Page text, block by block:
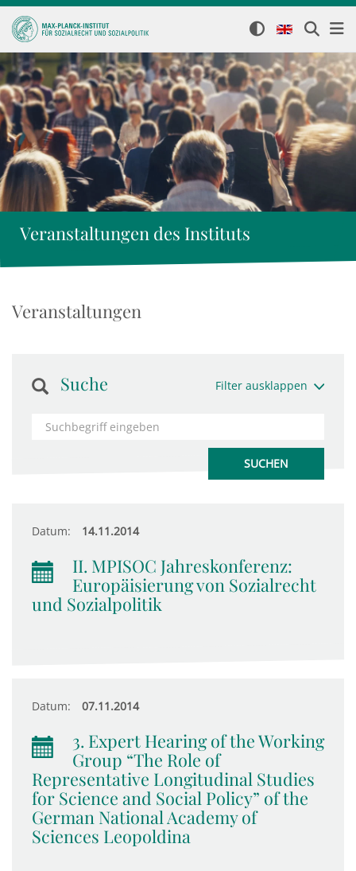
Veranstaltungen des Instituts
Veranstaltungen
Suche Filter ausklappen
Datum: 14.11.2014
II. MPISOC Jahreskonferenz:
Europäisierung von Sozialrecht
und Sozialpolitik
Datum: 07.11.2014
3. Expert Hearing of the Working
Group “The Role of
Representative Longitudinal Studies
for Science and Social Policy” of the
German National Academy of
Sciences Leopoldina